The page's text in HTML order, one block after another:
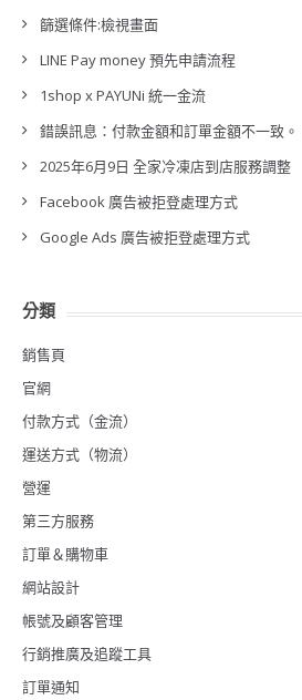
篩選條件:檢視畫面
LINE Pay money 預先申請流程
1shop x PAYUNi 統一金流
錯誤訊息：付款金額和訂單金額不一致。
2025年6月9日 全家冷凍店到店服務調整
Facebook 廣告被拒登處理方式
Google Ads 廣告被拒登處理方式
分類
銷售頁
官網
付款方式（金流）
運送方式（物流）
營運
第三方服務
訂單＆購物車
網站設計
帳號及顧客管理
行銷推廣及追蹤工具
訂單通知